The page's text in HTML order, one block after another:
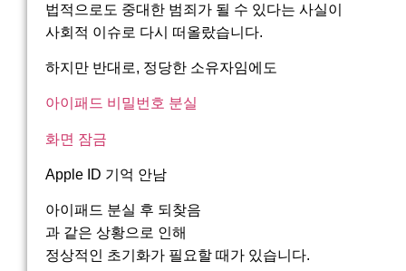
법적으로도 중대한 범죄가 될 수 있다는 사실이
사회적 이슈로 다시 떠올랐습니다.
하지만 반대로, 정당한 소유자임에도
아이패드 비밀번호 분실
화면 잠금
Apple ID 기억 안남
아이패드 분실 후 되찾음
과 같은 상황으로 인해
정상적인 초기화가 필요할 때가 있습니다.